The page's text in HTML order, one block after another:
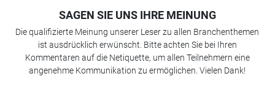
SAGEN SIE UNS IHRE MEINUNG
Die qualifizierte Meinung unserer Leser zu allen Branchenthemen
ist ausdrücklich erwünscht. Bitte achten Sie bei Ihren
Kommentaren auf die Netiquette, um allen Teilnehmern eine
angenehme Kommunikation zu ermöglichen. Vielen Dank!